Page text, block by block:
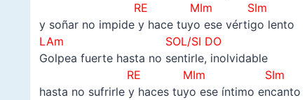
RE
MIm SIm
y soñar no impide y hace tuyo ese vértigo lento
LAm SOL/SI DO
Golpea fuerte hasta no sentirle, inolvidable
RE
MIm SIm
hasta no sufrirle y haces tuyo ese íntimo encanto